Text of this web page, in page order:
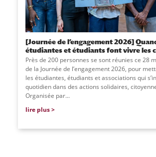
[Journée de l’engagement 2026]
étudiantes et étudiants font vivre les
Près de 200 personnes se sont réunies ce 28
de la Journée de l’engagement 2026, pour
les étudiantes, étudiants et associations qui
quotidien dans des actions solidaires,
Organisée par...
lire plus